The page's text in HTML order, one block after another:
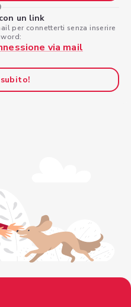
un link
per connetterti senza inserire
via mail